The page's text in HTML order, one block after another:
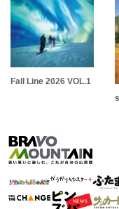
Fall Line 2026 VOL.1